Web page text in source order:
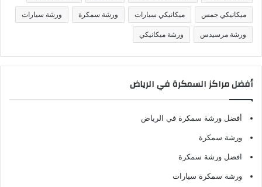
ميكانيكي جمس ميكانيكي سيارات ورشة سمكرة ورشة سيارات
ورشة مرسيدس ورشة ميكانيكي
أفضل مراكز السمكرة في الرياض
أفضل ورشة سمكرة في الرياض
ورشة سمكرة
افضل ورشة سمكرة
ورشة سمكرة سيارات